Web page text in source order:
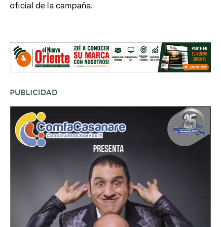
oficial de la campaña.
PUBLICIDAD